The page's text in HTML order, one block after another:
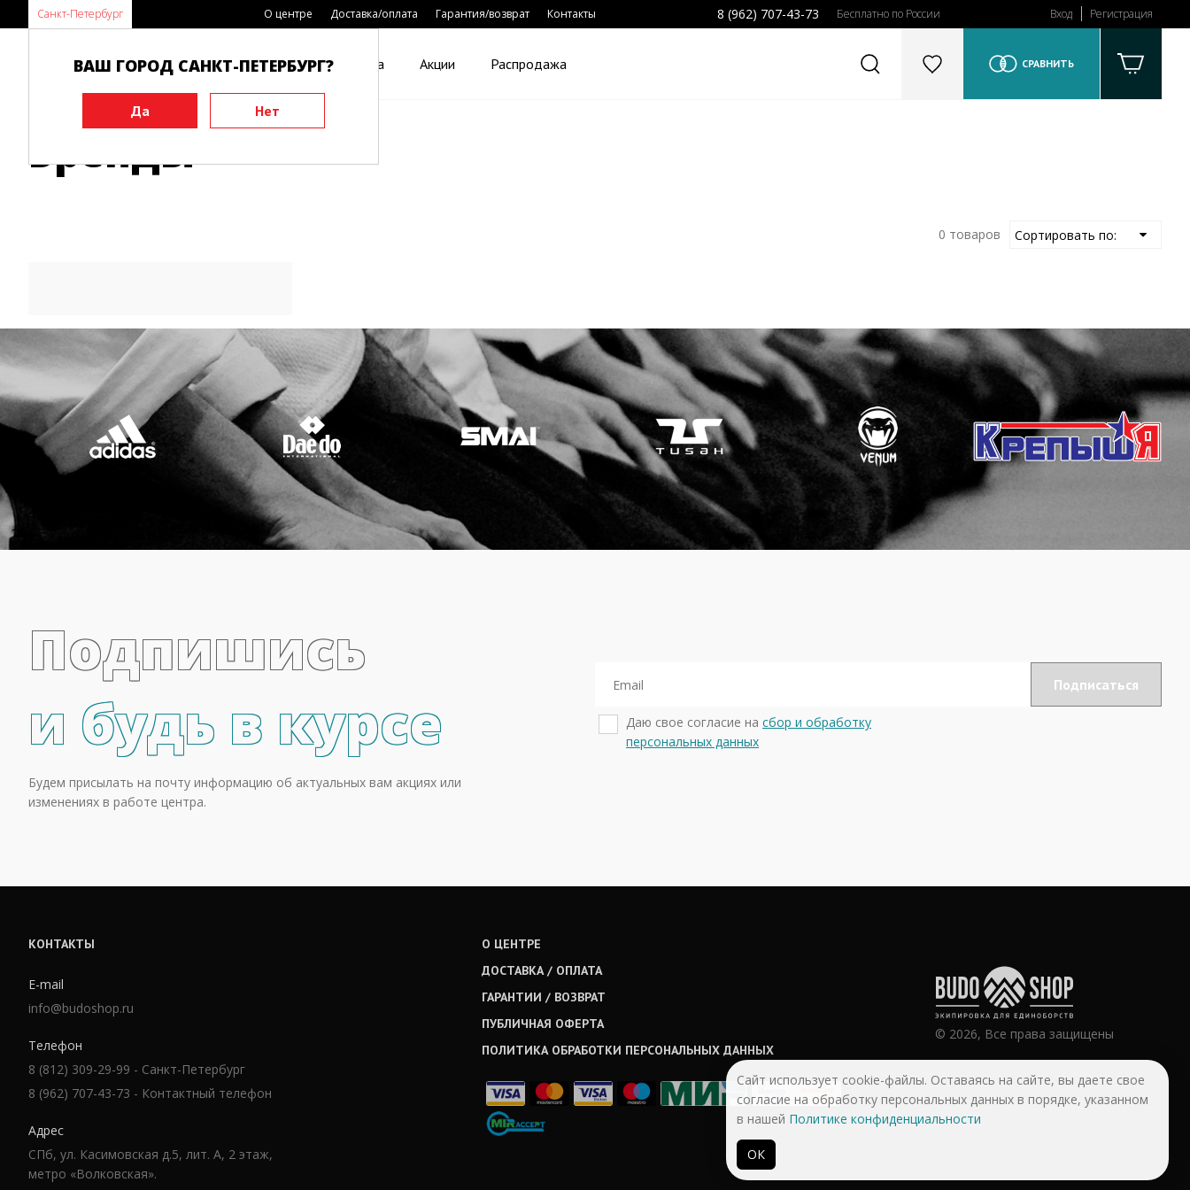
Санкт-Петербург О центре Доставка/оплата Гарантия/возврат Контакты 8 (962) 707-43-73 Бесплатно по России Вход Регистрация
Каталог Виды спорта Акции Распродажа СРАВНИТЬ
ВАШ ГОРОД САНКТ-ПЕТЕРБУРГ?
Бренды
0 товаров
Подпишись
и будь в курсе
Будем присылать на почту информацию об актуальных вам акциях или
изменениях в работе центра.
Даю свое согласие на сбор и обработку
персональных данных
КОНТАКТЫ
E-mail
info@budoshop.ru
Телефон
8 (812) 309-29-99 - Санкт-Петербург
8 (962) 707-43-73 - Контактный телефон
Адрес
СПб, ул. Касимовская д.5, лит. А, 2 этаж,
метро «Волковская».
О ЦЕНТРЕ
ДОСТАВКА / ОПЛАТА
ГАРАНТИИ / ВОЗВРАТ
ПУБЛИЧНАЯ ОФЕРТА
ПОЛИТИКА ОБРАБОТКИ ПЕРСОНАЛЬНЫХ ДАННЫХ
© 2026, Все права защищены
Сайт использует cookie-файлы. Оставаясь на сайте, вы даете свое
согласие на обработку персональных данных в порядке, указанном
в нашей Политике конфиденциальности
ОК